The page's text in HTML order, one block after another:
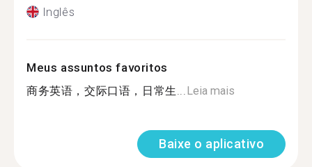
Inglês
Meus assuntos favoritos
商务英语，交际口语，日常生... Leia mais
Baixe o aplicativo